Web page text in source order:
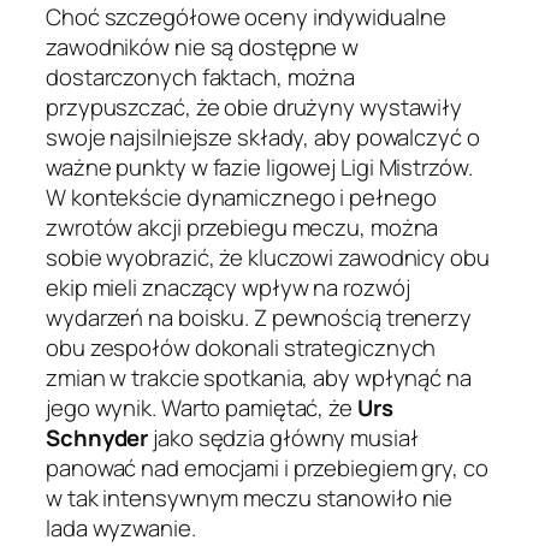
Choć szczegółowe oceny indywidualne
zawodników nie są dostępne w
dostarczonych faktach, można
przypuszczać, że obie drużyny wystawiły
swoje najsilniejsze składy, aby powalczyć o
ważne punkty w fazie ligowej Ligi Mistrzów.
W kontekście dynamicznego i pełnego
zwrotów akcji przebiegu meczu, można
sobie wyobrazić, że kluczowi zawodnicy obu
ekip mieli znaczący wpływ na rozwój
wydarzeń na boisku. Z pewnością trenerzy
obu zespołów dokonali strategicznych
zmian w trakcie spotkania, aby wpłynąć na
jego wynik. Warto pamiętać, że Urs
Schnyderjako sędzia główny musiał
panować nad emocjami i przebiegiem gry, co
w tak intensywnym meczu stanowiło nie
lada wyzwanie.